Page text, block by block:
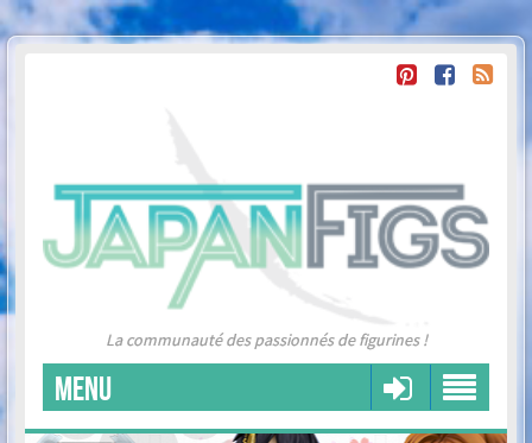
La communauté des passionnés de figurines !
MENU